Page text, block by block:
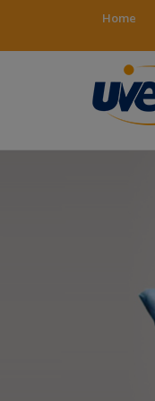
Home